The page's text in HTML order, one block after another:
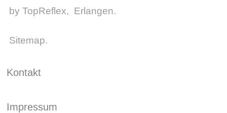
by TopReflex, Erlangen.
Sitemap.
Kontakt
Impressum